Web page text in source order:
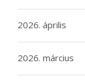
2026. április
2026. március